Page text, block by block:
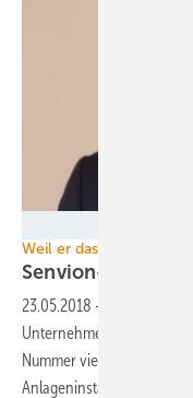
Weil er das Wichtigste
Senvion-CEO
23.05.2018 -
Unternehmensspitze
Nummer vier unter den
Anlageninstallationen auf